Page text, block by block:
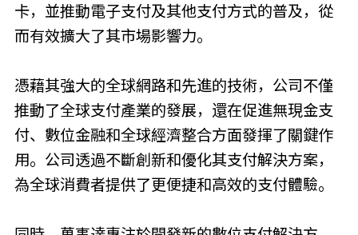
卡，並推動電子支付及其他支付方式的普及，從
而有效擴大了其市場影響力。
憑藉其強大的全球網路和先進的技術，公司不僅
推動了全球支付產業的發展，還在促進無現金支
付、數位金融和全球經濟整合方面​​發揮了關鍵作
用。公司透過不斷創新和優化其支付解決方案，
為全球消費者提供了更便捷和高效的支付體驗。